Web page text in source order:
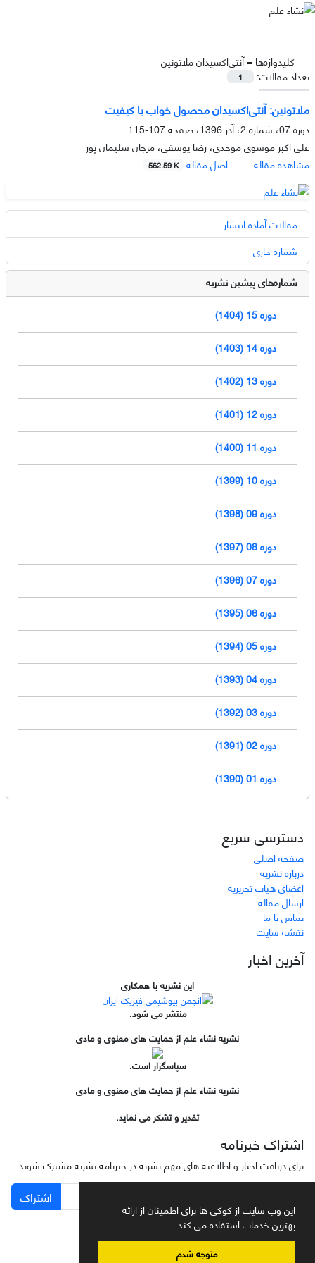
این وب سایت از کوکی ها برای اطمینان از ارائه
بهترین خدمات استفاده می کند.
متوجه شدم
کلیدواژه‌ها =آنتی‌اکسیدان ملاتونین
تعداد مقالات:
1
ملاتونین: آنتی‌اکسیدان محصول خواب با کیفیت
دوره 07، شماره 2، آذر 1396، صفحه
107-115
علی اکبر موسوی موحدی، رضا یوسفی، مرجان سلیمان پور
مشاهده مقاله
اصل مقاله 562.59 K
مقالات آماده انتشار
شماره جاری
شماره‌های پیشین نشریه
دوره 15 (1404)
دوره 14 (1403)
دوره 13 (1402)
دوره 12 (1401)
دوره 11 (1400)
دوره 10 (1399)
دوره 09 (1398)
دوره 08 (1397)
دوره 07 (1396)
دوره 06 (1395)
دوره 05 (1394)
دوره 04 (1393)
دوره 03 (1392)
دوره 02 (1391)
دوره 01 (1390)
دسترسی سریع
صفحه اصلی
درباره نشریه
اعضای هیات تحریریه
ارسال مقاله
تماس با ما
نقشه سایت
آخرین اخبار
این نشریه با همکاری
منتشر می شود.
نشریه نشاء علم از حمایت های معنوی و مادی
سپاسگزار است.
نشریه نشاء علم از حمایت های معنوی و مادی
تقدیر و تشکر می نماید.
اشتراک خبرنامه
برای دریافت اخبار و اطلاعیه های مهم نشریه در خبرنامه نشریه مشترک شوید.
اشتراک